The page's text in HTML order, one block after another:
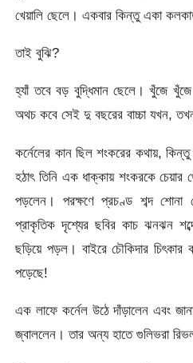
খেয়ালি ছেলে। একবার কিন্তু একা
তাই বুঝি?
হ্যাঁ তবে বড় বুদ্ধিমান ছেলে। খুঁজে খুঁজে
অথচ কবে সেই দু বছরের বাচ্চা যখন,
কর্নেলের কান ছিল শংকরের কথায়, কিন্তু
হঠাৎ তিনি এক ধাক্কায় শংকরকে চেয়ার
পড়লেন। পরক্ষণে প্রচণ্ড শব্দ শোনা
প্রাকৃতিক দৃশ্যের ছবির কাচ ঝনঝন
ছড়িয়ে পড়ল। বাইরে চৌকিদার
পড়েছে!
এক লাফে কর্নেল উঠে দাঁড়ালেন এবং
জ্বাললেন। তার অন্য হাতে গুলিভরা